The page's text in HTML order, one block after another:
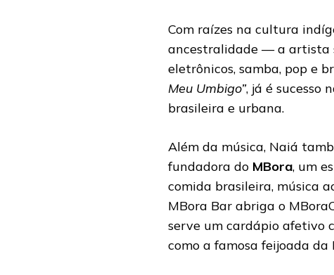
Com raízes na cultura
ancestralidade — a artista
eletrônicos, samba, pop e
Meu Umbigo”, já é sucesso
brasileira e urbana.
Além da música, Naiá
fundadora do MBora, um
comida brasileira, música
MBora Bar abriga o
serve um cardápio afetivo
como a famosa feijoada da